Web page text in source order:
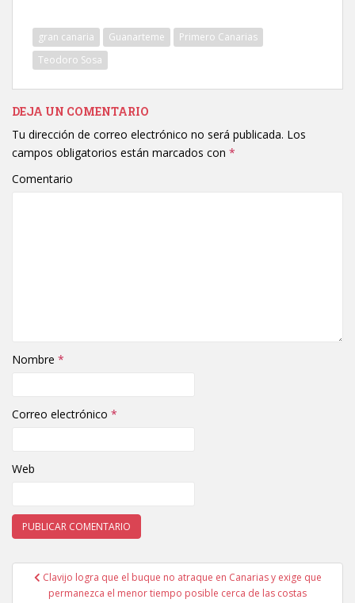
gran canaria Guanarteme
Primero Canarias
Teodoro Sosa
DEJA UN COMENTARIO
Tu dirección de correo electrónico no será publicada. Los
campos obligatorios están marcados con *
Comentario
Nombre *
Correo electrónico *
Web
Navegación de entradas
Clavijo logra que el buque no atraque en Canarias y exige que
permanezca el menor tiempo posible cerca de las costas